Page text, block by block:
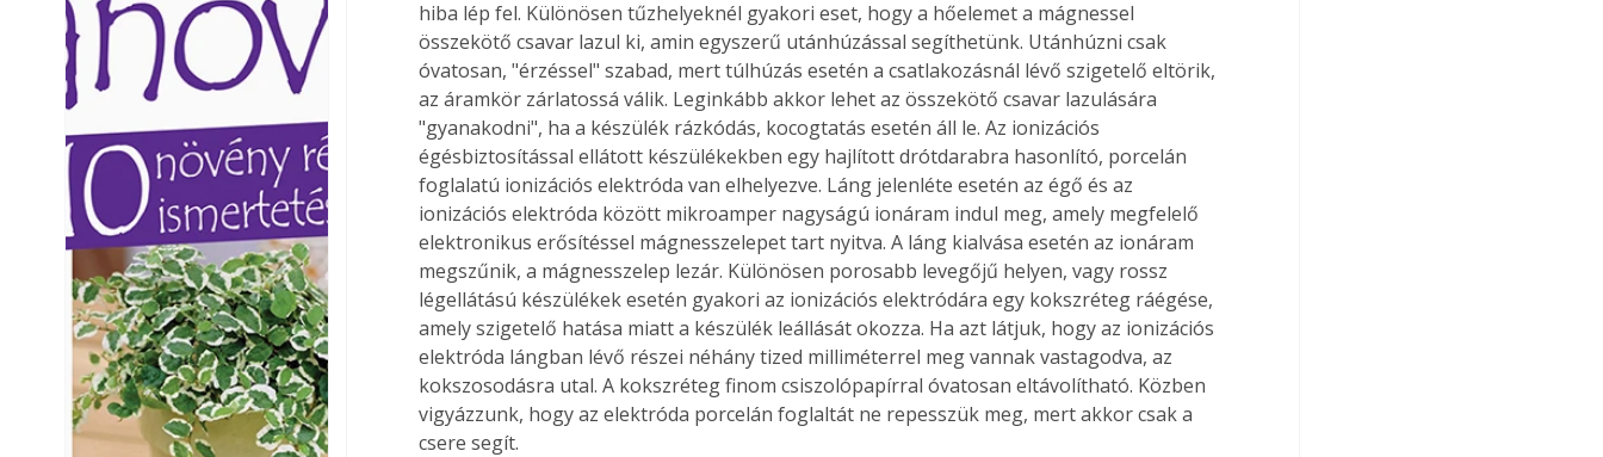
hiba lép fel. Különösen tűzhelyeknél gyakori eset, hogy a hőelemet a mágnessel
összekötő csavar lazul ki, amin egyszerű utánhúzással segíthetünk. Utánhúzni csak
óvatosan, "érzéssel" szabad, mert túlhúzás esetén a csatlakozásnál lévő szigetelő eltörik,
az áramkör zárlatossá válik. Leginkább akkor lehet az összekötő csavar lazulására
"gyanakodni", ha a készülék rázkódás, kocogtatás esetén áll le. Az ionizációs
égésbiztosítással ellátott készülékekben egy hajlított drótdarabra hasonlító, porcelán
foglalatú ionizációs elektróda van elhelyezve. Láng jelenléte esetén az égő és az
ionizációs elektróda között mikroamper nagyságú ionáram indul meg, amely megfelelő
elektronikus erősítéssel mágnesszelepet tart nyitva. A láng kialvása esetén az ionáram
megszűnik, a mágnesszelep lezár. Különösen porosabb levegőjű helyen, vagy rossz
légellátású készülékek esetén gyakori az ionizációs elektródára egy kokszréteg ráégése,
amely szigetelő hatása miatt a készülék leállását okozza. Ha azt látjuk, hogy az ionizációs
elektróda lángban lévő részei néhány tized milliméterrel meg vannak vastagodva, az
kokszosodásra utal. A kokszréteg finom csiszolópapírral óvatosan eltávolítható. Közben
vigyázzunk, hogy az elektróda porcelán foglaltát ne repesszük meg, mert akkor csak a
csere segít.